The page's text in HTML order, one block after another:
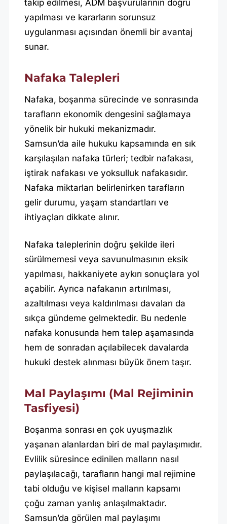
takip edilmesi, ADM başvurularının doğru
yapılması ve kararların sorunsuz
uygulanması açısından önemli bir avantaj
sunar.
Nafaka Talepleri
Nafaka, boşanma sürecinde ve sonrasında
tarafların ekonomik dengesini sağlamaya
yönelik bir hukuki mekanizmadır.
Samsun’da aile hukuku kapsamında en sık
karşılaşılan nafaka türleri; tedbir nafakası,
iştirak nafakası ve yoksulluk nafakasıdır.
Nafaka miktarları belirlenirken tarafların
gelir durumu, yaşam standartları ve
ihtiyaçları dikkate alınır.
Nafaka taleplerinin doğru şekilde ileri
sürülmemesi veya savunulmasının eksik
yapılması, hakkaniyete aykırı sonuçlara yol
açabilir. Ayrıca nafakanın artırılması,
azaltılması veya kaldırılması davaları da
sıkça gündeme gelmektedir. Bu nedenle
nafaka konusunda hem talep aşamasında
hem de sonradan açılabilecek davalarda
hukuki destek alınması büyük önem taşır.
Mal Paylaşımı (Mal Rejiminin
Tasfiyesi)
Boşanma sonrası en çok uyuşmazlık
yaşanan alanlardan biri de mal paylaşımıdır.
Evlilik süresince edinilen malların nasıl
paylaşılacağı, tarafların hangi mal rejimine
tabi olduğu ve kişisel malların kapsamı
çoğu zaman yanlış anlaşılmaktadır.
Samsun’da görülen mal paylaşımı